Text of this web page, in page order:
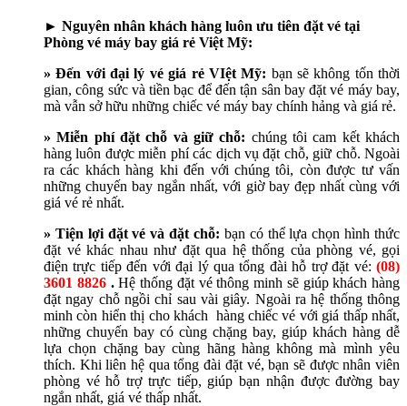
► Nguyên nhân khách hàng luôn ưu tiên đặt vé tại
Phòng vé máy bay giá rẻ Việt Mỹ:
» Đến với đại lý vé giá rẻ VIệt Mỹ: bạn sẽ không tốn thời
gian, công sức và tiền bạc để đến tận sân bay đặt vé máy bay,
mà vẫn sở hữu những chiếc vé máy bay chính hảng và giá rẻ.
» Miễn phí đặt chỗ và giữ chỗ: chúng tôi cam kết khách
hàng luôn được miễn phí các dịch vụ đặt chỗ, giữ chỗ. Ngoài
ra các khách hàng khi đến với chúng tôi, còn được tư vấn
những chuyến bay ngắn nhất, với giờ bay đẹp nhất cùng với
giá vé rẻ nhất.
» Tiện lợi đặt vé và đặt chỗ: bạn có thể lựa chọn hình thức
đặt vé khác nhau như đặt qua hệ thống của phòng vé, gọi
điện trực tiếp đến với đại lý qua tổng đài hỗ trợ đặt vé: (08)
3601 8826.Hệ thống đặt vé thông minh sẽ giúp khách hàng
đặt ngay chỗ ngồi chỉ sau vài giây. Ngoài ra hệ thống thông
minh còn hiển thị cho khách hàng chiếc vé với giá thấp nhất,
những chuyến bay có cùng chặng bay, giúp khách hàng dễ
lựa chọn chặng bay cùng hãng hàng không mà mình yêu
thích. Khi liên hệ qua tổng đài đặt vé, bạn sẽ được nhân viên
phòng vé hỗ trợ trực tiếp, giúp bạn nhận được đường bay
ngắn nhất, giá vé thấp nhất.